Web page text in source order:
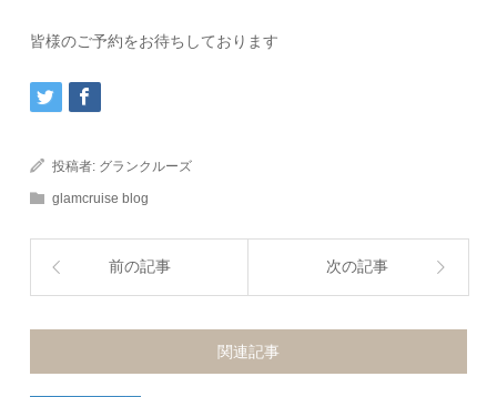
皆様のご予約をお待ちしております
投稿者: グランクルーズ
glamcruise blog
前の記事 次の記事
関連記事